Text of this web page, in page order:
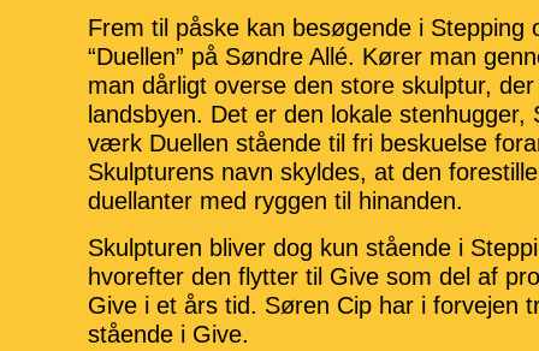
Frem til påske kan besøgende i Stepping
“Duellen” på Søndre Allé. Kører man
man dårligt overse den store skulptur,
landsbyen. Det er den lokale stenhugger,
værk Duellen stående til fri beskuelse
Skulpturens navn skyldes, at den
duellanter med ryggen til hinanden.
Skulpturen bliver dog kun stående i
hvorefter den flytter til Give som del af
Give i et års tid. Søren Cip har i forvejen
stående i Give.